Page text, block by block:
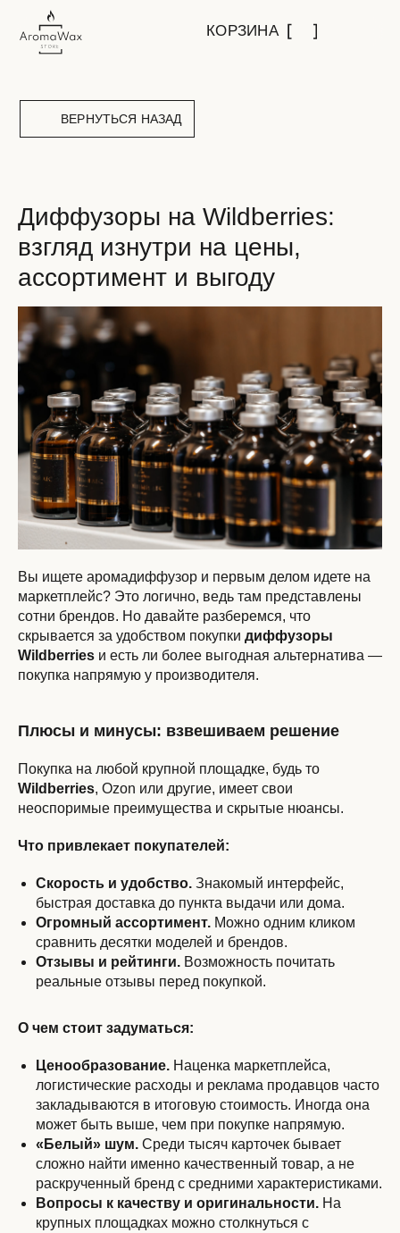
Диффузоры на Wildberries:
взгляд изнутри на цены,
ассортимент и выгоду
Вы ищете аромадиффузор и первым делом идете на
маркетплейс? Это логично, ведь там представлены
сотни брендов. Но давайте разберемся, что
скрывается за удобством покупки диффузоры
Wildberries и есть ли более выгодная альтернатива —
покупка напрямую у производителя.
Плюсы и минусы: взвешиваем решение
Покупка на любой крупной площадке, будь то
Wildberries, Ozon или другие, имеет свои
неоспоримые преимущества и скрытые нюансы.
Что привлекает покупателей:
Скорость и удобство. Знакомый интерфейс,
быстрая доставка до пункта выдачи или дома.
Огромный ассортимент. Можно одним кликом
сравнить десятки моделей и брендов.
Отзывы и рейтинги. Возможность почитать
реальные отзывы перед покупкой.
О чем стоит задуматься:
Ценообразование. Наценка маркетплейса,
логистические расходы и реклама продавцов часто
закладываются в итоговую стоимость. Иногда она
может быть выше, чем при покупке напрямую.
«Белый» шум. Среди тысяч карточек бывает
сложно найти именно качественный товар, а не
раскрученный бренд с средними характеристиками.
Вопросы к качеству и оригинальности. На
крупных площадках можно столкнуться с